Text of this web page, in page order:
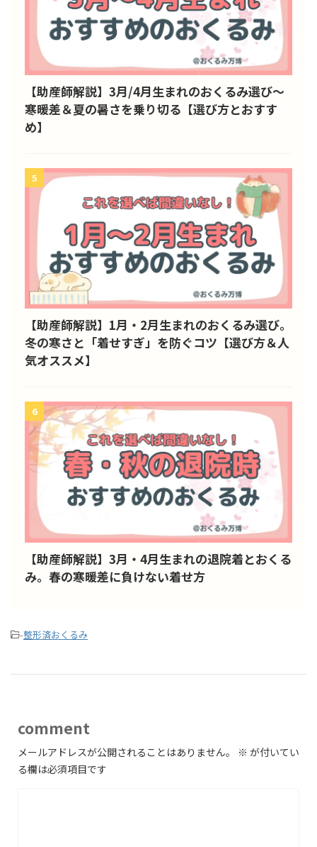
【助産師解説】3月/4月生まれのおくるみ選び～
寒暖差＆夏の暑さを乗り切る【選び方とおすす
め】
5
【助産師解説】1月・2月生まれのおくるみ選び。
冬の寒さと「着せすぎ」を防ぐコツ【選び方＆人
気オススメ】
6
【助産師解説】3月・4月生まれの退院着とおくる
み。春の寒暖差に負けない着せ方
-整形済おくるみ
comment
メールアドレスが公開されることはありません。 ※ が付いてい
る欄は必須項目です